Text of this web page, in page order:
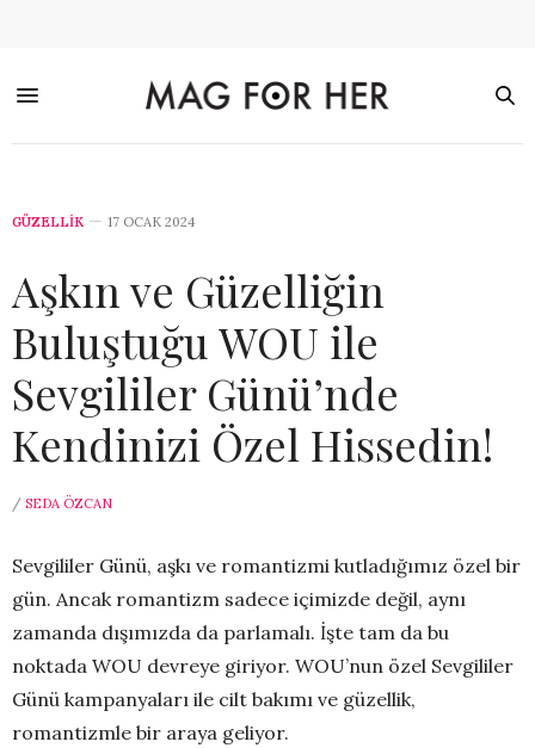
GÜZELLİK 17 OCAK 2024
Aşkın ve Güzelliğin
Buluştuğu WOU ile
Sevgililer Günü’nde
Kendinizi Özel Hissedin!
/ SEDA ÖZCAN
Sevgililer Günü, aşkı ve romantizmi kutladığımız özel bir
gün. Ancak romantizm sadece içimizde değil, aynı
zamanda dışımızda da parlamalı. İşte tam da bu
noktada WOU devreye giriyor. WOU’nun özel Sevgililer
Günü kampanyaları ile cilt bakımı ve güzellik,
romantizmle bir araya geliyor.